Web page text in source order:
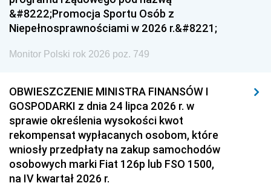
&#8222;Promocja Sportu Osób z
Niepełnosprawnościami w 2026 r.&#8221;
Monitor Polski rok 2026 poz. 749
OBWIESZCZENIE MINISTRA FINANSÓW I
GOSPODARKI z dnia 24 lipca 2026 r. w
sprawie określenia wysokości kwot
rekompensat wypłacanych osobom, które
wniosły przedpłaty na zakup samochodów
osobowych marki Fiat 126p lub FSO 1500,
na IV kwartał 2026 r.